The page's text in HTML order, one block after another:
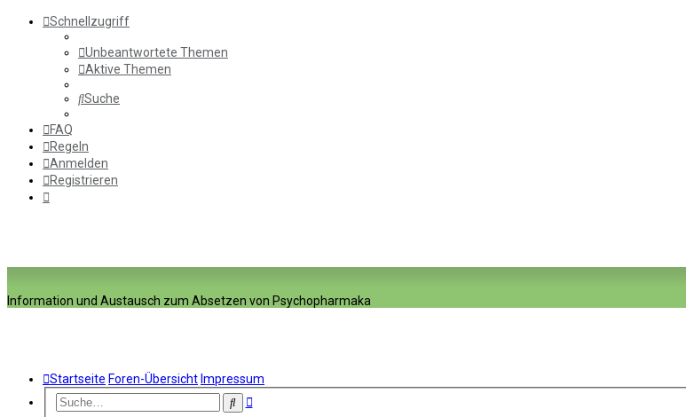
Schnellzugriff
Unbeantwortete Themen
Aktive Themen
Suche
FAQ
Regeln
Anmelden
Registrieren
Information und Austausch zum Absetzen von Psychopharmaka
Startseite Foren-Übersicht Impressum
SucheErweiterte